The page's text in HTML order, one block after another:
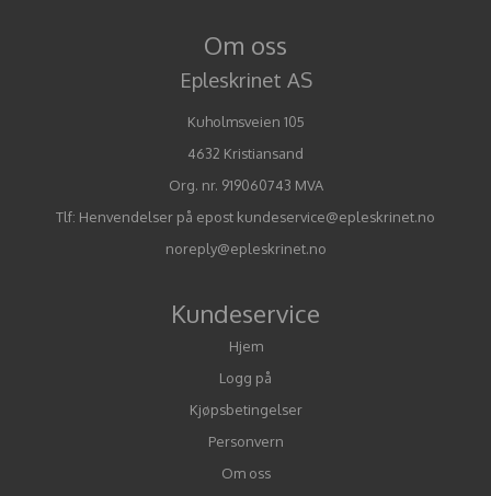
Om oss
Epleskrinet AS
Kuholmsveien 105
4632 Kristiansand
Org. nr. 919060743 MVA
Tlf: Henvendelser på epost kundeservice@epleskrinet.no
noreply@epleskrinet.no
Kundeservice
Hjem
Logg på
Kjøpsbetingelser
Personvern
Om oss